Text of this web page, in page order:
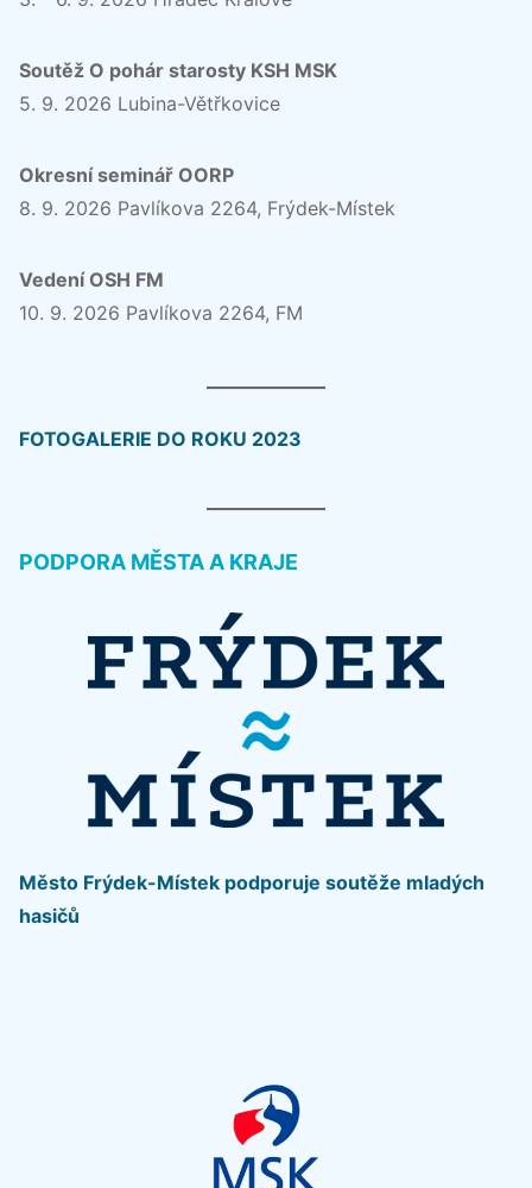
Soutěž O pohár starosty KSH MSK
5. 9. 2026 Lubina-Větřkovice
Okresní seminář OORP
8. 9. 2026 Pavlíkova 2264, Frýdek-Místek
Vedení OSH FM
10. 9. 2026 Pavlíkova 2264, FM
FOTOGALERIE DO ROKU 2023
PODPORA MĚSTA A KRAJE
Město Frýdek-Místek podporuje soutěže mladých
hasičů